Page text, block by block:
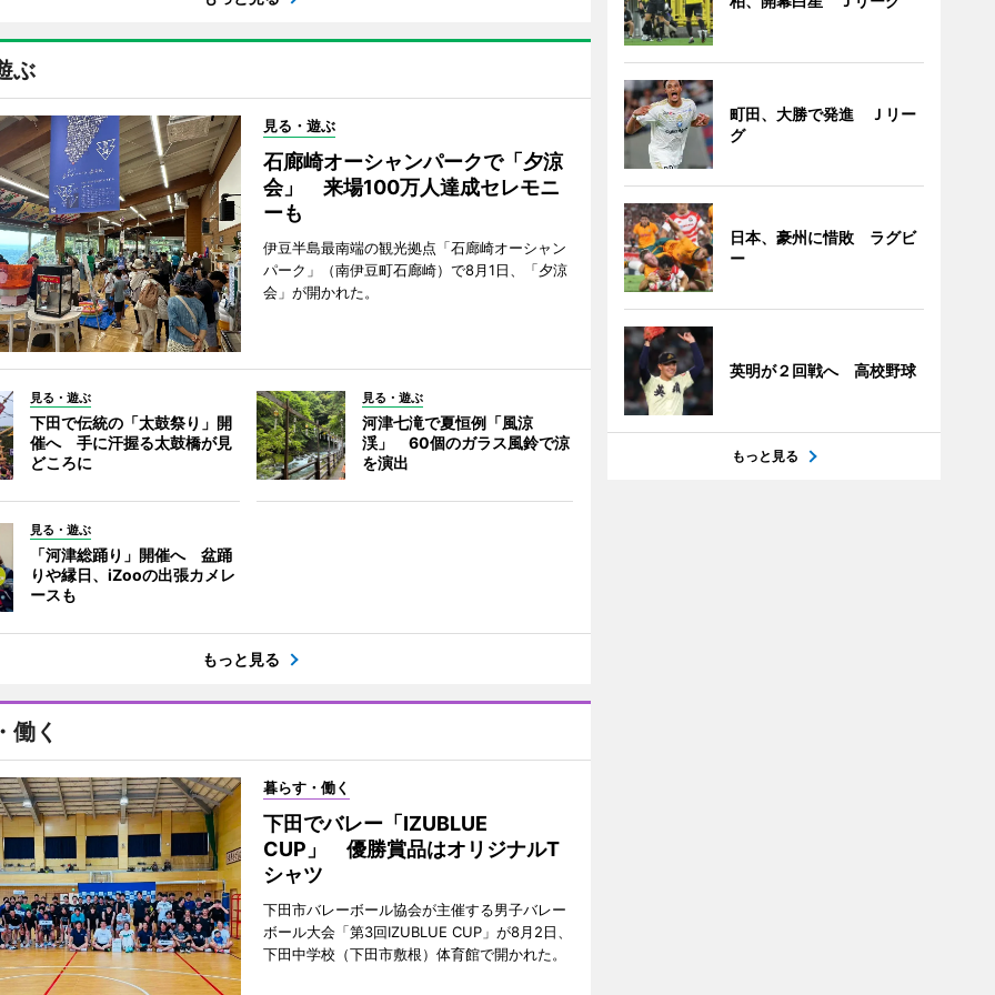
ぶ
見る・遊ぶ
石廊崎オーシャンパークで「夕涼
会」 来場100万人達成セレモニ
ーも
伊豆半島最南端の観光拠点「石廊崎オーシャン
パーク」（南伊豆町石廊崎）で8月1日、「夕涼
会」が開かれた。
見る・遊ぶ
下田で伝統の「太鼓祭り」開
催へ 手に汗握る太鼓橋が見
どころに
見る・遊ぶ
河津七滝で夏恒例「風涼
渓」 60個のガラス風鈴で涼
を演出
見る・遊ぶ
「河津総踊り」開催へ 盆踊
りや縁日、iZooの出張カメレ
ースも
もっと見る
働く
暮らす・働く
下田でバレー「IZUBLUE
CUP」 優勝賞品はオリジナルT
シャツ
下田市バレーボール協会が主催する男子バレー
ボール大会「第3回IZUBLUE CUP」が8月2日、
下田中学校（下田市敷根）体育館で開かれた。
町田、大勝で発進 Ｊリー
グ
日本、豪州に惜敗 ラグビ
ー
英明が２回戦へ 高校野球
もっと見る